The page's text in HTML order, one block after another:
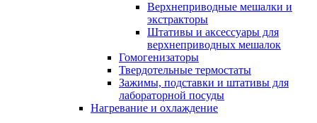
Верхнеприводные мешалки и
экстракторы
Штативы и аксессуары для
верхнеприводных мешалок
Гомогенизаторы
Твердотельные термостаты
Зажимы, подставки и штативы для
лабораторной посуды
Нагревание и охлаждение